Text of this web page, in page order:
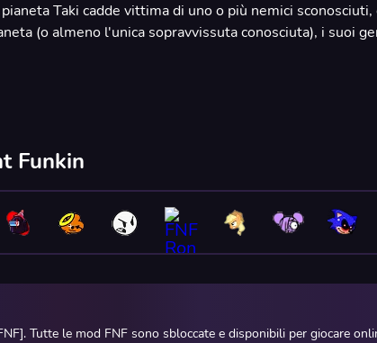
Taki cadde vittima di uno o più nemici
(o almeno l'unica sopravvissuta conosciuta), i suoi
Funkin
Tutte le mod FNF sono sbloccate e disponibili per giocare